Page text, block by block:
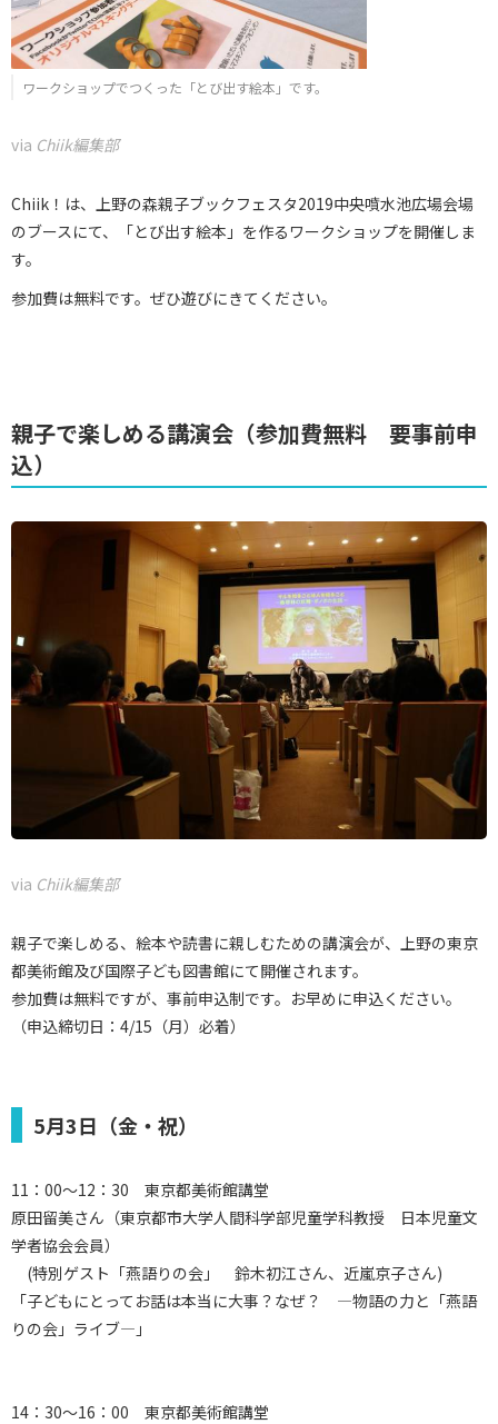
ワークショップでつくった「とび出す絵本」です。
via Chiik編集部
Chiik！は、上野の森親子ブックフェスタ2019中央噴水池広場会場
のブースにて、「とび出す絵本」を作るワークショップを開催しま
す。
参加費は無料です。ぜひ遊びにきてください。
親子で楽しめる講演会（参加費無料 要事前申
込）
via Chiik編集部
親子で楽しめる、絵本や読書に親しむための講演会が、上野の東京
都美術館及び国際子ども図書館にて開催されます。
参加費は無料ですが、事前申込制です。お早めに申込ください。
（申込締切日：4/15（月）必着）
5月3日（金・祝）
11：00～12：30 東京都美術館講堂
原田留美さん（東京都市大学人間科学部児童学科教授 日本児童文
学者協会会員）
(特別ゲスト「燕語りの会」 鈴木初江さん、近嵐京子さん)
「子どもにとってお話は本当に大事？なぜ？ ―物語の力と「燕語
りの会」ライブ―」
14：30～16：00 東京都美術館講堂